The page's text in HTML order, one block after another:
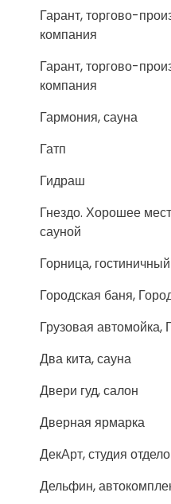
Гарант, торгово-
компания
Гарант, торгово-
компания
Гармония, сауна
Гатп
Гидраш
Гнездо. Хорошее
сауной
Горница,
Городская баня,
Грузовая автомойка,
Два кита, сауна
Двери гуд, салон
Дверная ярмарка
ДекАрт, студия
Дельфин,